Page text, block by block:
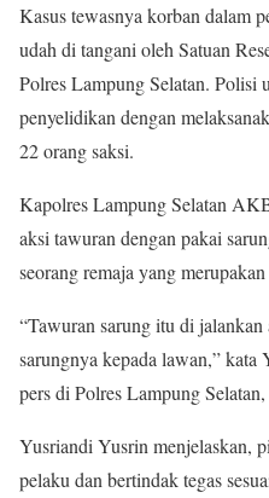
Kasus tewasnya korban dalam
udah di tangani oleh Satuan
Polres Lampung Selatan. Polisi
penyelidikan dengan
22 orang saksi.
Kapolres Lampung Selatan
aksi tawuran dengan pakai
seorang remaja yang
“Tawuran sarung itu di jalankan
sarungnya kepada lawan,”
pers di Polres Lampung
Yusriandi Yusrin menjelaskan,
pelaku dan bertindak tegas